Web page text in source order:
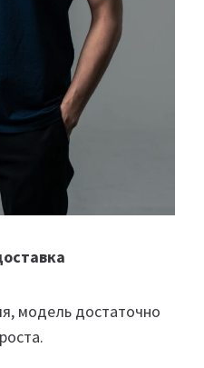
модель достаточно